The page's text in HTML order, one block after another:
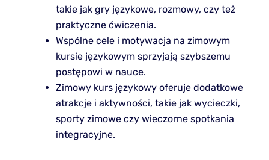
takie jak gry językowe, rozmowy, czy też
praktyczne ćwiczenia.
Wspólne cele i motywacja na zimowym
kursie językowym sprzyjają szybszemu
postępowi w nauce.
Zimowy kurs językowy oferuje dodatkowe
atrakcje i aktywności, takie jak wycieczki,
sporty zimowe czy wieczorne spotkania
integracyjne.